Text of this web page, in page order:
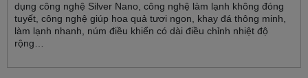
dụng công nghệ Silver Nano, công nghệ làm lạnh không đóng
tuyết, công nghệ giúp hoa quả tươi ngon, khay đá thông minh,
làm lạnh nhanh, núm điều khiển có dài điều chỉnh nhiệt độ
rộng…